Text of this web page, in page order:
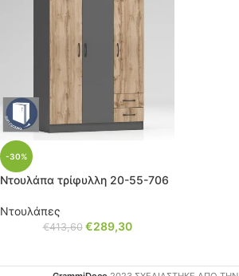
-30%
Ντουλάπα τρίφυλλη 20-55-706
Ντουλάπες
€413,60 €289,30